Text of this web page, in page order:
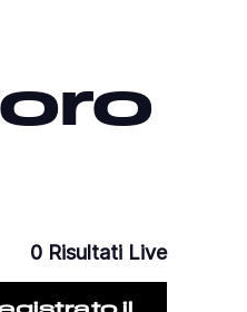
0 Risultati Live